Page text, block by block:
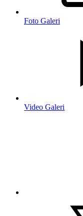
Foto Galeri
Video Galeri